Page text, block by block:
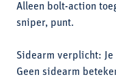
Alleen bolt-action
sniper, punt.
Sidearm verplicht:
Geen sidearm